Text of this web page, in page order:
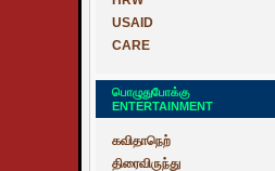
USAID
CARE
பொழுதுபோக்கு
ENTERTAINMENT
கவிதாநெற்
திரைவிருந்து